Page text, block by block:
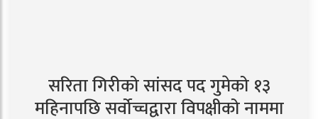
सरिता गिरीको सांसद पद गुमेको १३
महिनापछि सर्वोच्चद्वारा विपक्षीको नाममा